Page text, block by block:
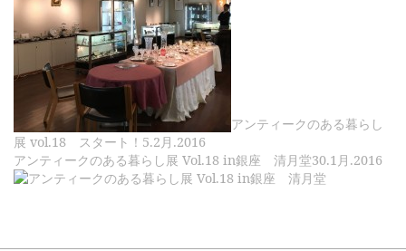
アンティークのある暮らし
展 vol.18 スタート！ 5.2月.2016
アンティークのある暮らし展 Vol.18 in銀座 清月堂30.1月.2016